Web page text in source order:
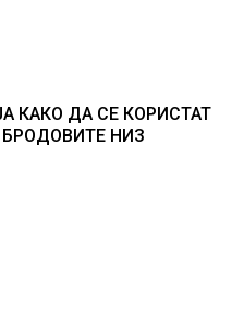
КАКО ДА СЕ КОРИСТАТ
НИЗ